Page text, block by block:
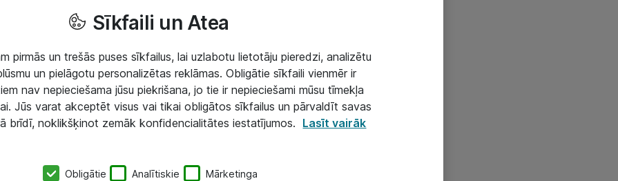
Sīkfaili un Atea
pirmās un trešās puses sīkfailus, lai uzlabotu lietotāju pieredzi, analizētu
un pielāgotu personalizētas reklāmas. Obligātie sīkfaili vienmēr ir
nav nepieciešama jūsu piekrišana, jo tie ir nepieciešami mūsu tīmekļa
Jūs varat akceptēt visus vai tikai obligātos sīkfailus un pārvaldīt savas
brīdī, noklikšķinot zemāk konfidencialitātes iestatījumos. Lasīt vairāk
Obligātie Analītiskie Mārketinga